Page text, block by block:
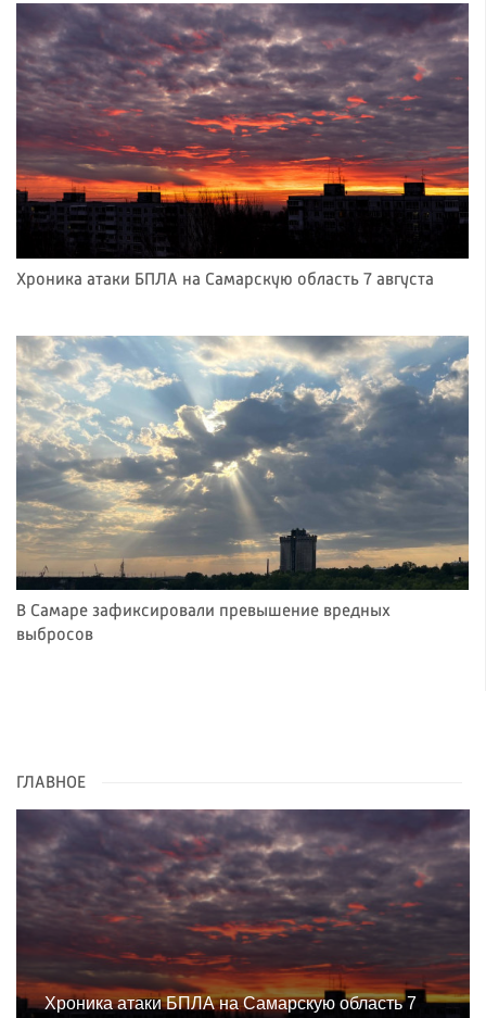
Хроника атаки БПЛА на Самарскую область 7 августа
В Самаре зафиксировали превышение вредных
выбросов
ГЛАВНОЕ
Хроника атаки БПЛА на Самарскую область 7